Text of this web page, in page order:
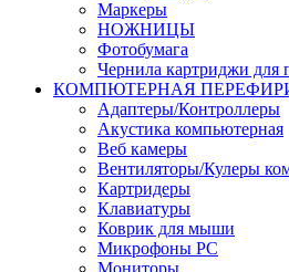
Маркеры
НОЖНИЦЫ
Фотобумага
Чернила картриджи для
КОМПЮТЕРНАЯ
Адаптеры/Контроллеры
Акустика компьютерная
Веб камеры
Вентиляторы/Кулеры
Картридеры
Клавиатуры
Коврик для мыши
Микрофоны PC
Мониторы